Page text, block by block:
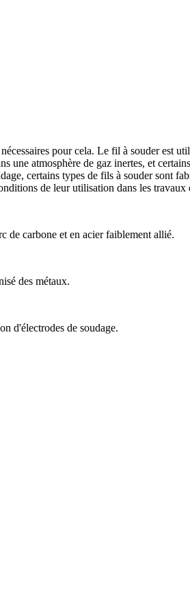
pour cela. Le fil à souder est
une atmosphère de gaz inertes, et
certains types de fils à souder sont
de leur utilisation dans les travaux
de carbone et en acier faiblement allié.
des métaux.
d'électrodes de soudage.